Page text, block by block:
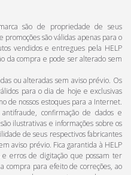
são de propriedade de seus
promoções são válidas apenas para o
vendidos e entregues pela HELP
da compra e pode ser alterado sem
ou alteradas sem aviso prévio. Os
para o dia de hoje e exclusivas
de nossos estoques para a Internet.
confirmação de dados e
ilustrativas e informações sobre os
de seus respectivos fabricantes
aviso prévio. Fica garantida à HELP
e erros de digitação que possam ter
compra para efeito de correções, ao